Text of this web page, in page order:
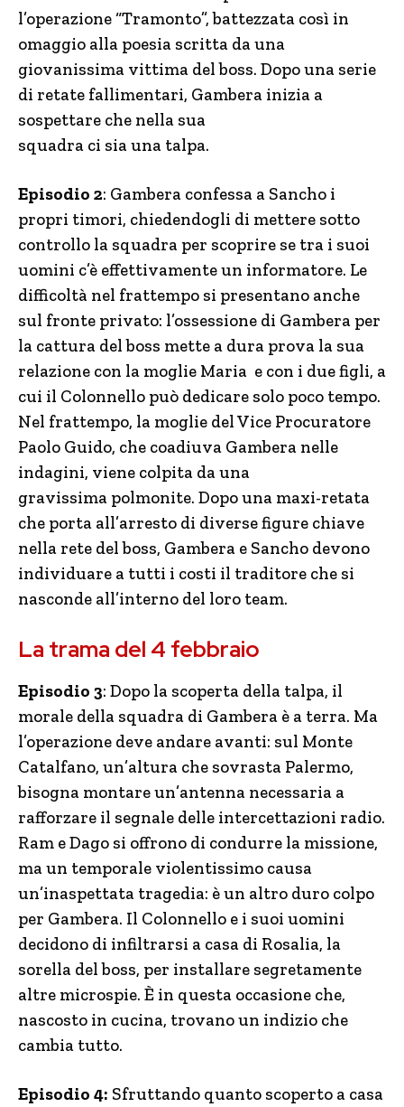
l’operazione “Tramonto”, battezzata così in
omaggio alla poesia scritta da una
giovanissima vittima del boss. Dopo una serie
di retate fallimentari, Gambera inizia a
sospettare che nella sua
squadra ci sia una talpa.
Episodio 2: Gambera confessa a Sancho i
propri timori, chiedendogli di mettere sotto
controllo la squadra per scoprire se tra i suoi
uomini c’è effettivamente un informatore. Le
difficoltà nel frattempo si presentano anche
sul fronte privato: l’ossessione di Gambera per
la cattura del boss mette a dura prova la sua
relazione con la moglie Maria e con i due figli, a
cui il Colonnello può dedicare solo poco tempo.
Nel frattempo, la moglie del Vice Procuratore
Paolo Guido, che coadiuva Gambera nelle
indagini, viene colpita da una
gravissima polmonite. Dopo una maxi-retata
che porta all’arresto di diverse figure chiave
nella rete del boss, Gambera e Sancho devono
individuare a tutti i costi il traditore che si
nasconde all’interno del loro team.
La trama del 4 febbraio
Episodio 3: Dopo la scoperta della talpa, il
morale della squadra di Gambera è a terra. Ma
l’operazione deve andare avanti: sul Monte
Catalfano, un’altura che sovrasta Palermo,
bisogna montare un’antenna necessaria a
rafforzare il segnale delle intercettazioni radio.
Ram e Dago si offrono di condurre la missione,
ma un temporale violentissimo causa
un’inaspettata tragedia: è un altro duro colpo
per Gambera. Il Colonnello e i suoi uomini
decidono di infiltrarsi a casa di Rosalia, la
sorella del boss, per installare segretamente
altre microspie. È in questa occasione che,
nascosto in cucina, trovano un indizio che
cambia tutto.
Episodio 4: Sfruttando quanto scoperto a casa